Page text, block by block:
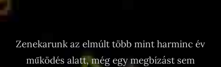
Zenekarunk az elmúlt több mint harminc év
működés alatt, még egy megbízást sem